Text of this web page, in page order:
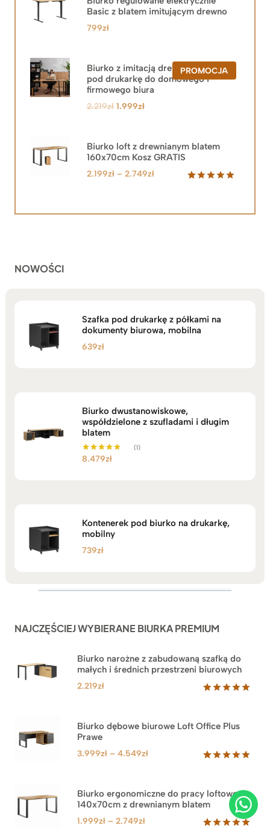
Basic z blatem imitującym drewno
799zł
PROMOCJAPRODUKT
W
Biurko z imitacją drewna z szafką
pod drukarkę do domowego i
firmowego biura
2.219zł Pierwotna
2.219zł.
1.999złAktualna
1.999zł.
Biurko loft z drewnianym blatem
160x70cm Kosz GRATIS
2.199zł – 2.749złZakres
2.199zł
NOWOŚCI
Szafka pod drukarkę z półkami na
dokumenty biurowa, mobilna
639zł
Biurko dwustanowiskowe,
współdzielone z szufladami i długim
blatem
Oceniono
(1)
8.479zł
Kontenerek pod biurko na drukarkę,
mobilny
739zł
NAJCZĘŚCIEJ WYBIERANE BIURKA PREMIUM
Biurko narożne z zabudowaną szafką do
małych i średnich przestrzeni biurowych
na
podstawie
klienta
2.219zł
Biurko dębowe biurowe Loft Office Plus
Prawe
na
podstawie
ocen
klientów
3.999zł – 4.549złZakres
3.999zł
do
Biurko ergonomiczne do pracy loftowe
140x70cm z drewnianym blatem
1.999zł – 2.749złZakres